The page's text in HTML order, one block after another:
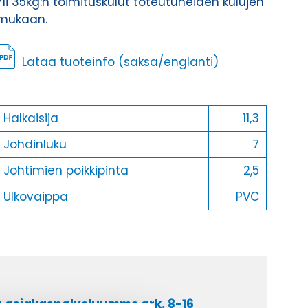
Lataa tuoteinfo (saksa/englanti)
Halkaisija
11,3
Johdinluku
7
Johtimien poikkipinta
2,5
Ulkovaippa
PVC
asiakaspalveluumme ark. 8-16